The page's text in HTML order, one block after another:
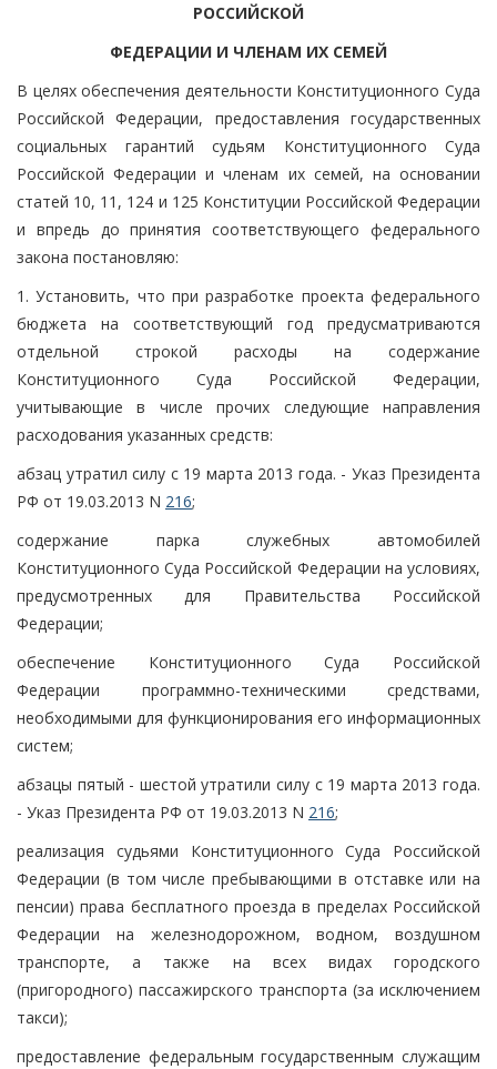
РОССИЙСКОЙ
ФЕДЕРАЦИИ И ЧЛЕНАМ ИХ СЕМЕЙ
В целях обеспечения деятельности Конституционного Суда
Российской Федерации, предоставления государственных
социальных гарантий судьям Конституционного Суда
Российской Федерации и членам их семей, на основании
статей 10, 11, 124 и 125 Конституции Российской Федерации
и впредь до принятия соответствующего федерального
закона постановляю:
1. Установить, что при разработке проекта федерального
бюджета на соответствующий год предусматриваются
отдельной строкой расходы на содержание
Конституционного Суда Российской Федерации,
учитывающие в числе прочих следующие направления
расходования указанных средств:
абзац утратил силу с 19 марта 2013 года. - Указ Президента
РФ от 19.03.2013 N 216;
содержание парка служебных автомобилей
Конституционного Суда Российской Федерации на условиях,
предусмотренных для Правительства Российской
Федерации;
обеспечение Конституционного Суда Российской
Федерации программно-техническими средствами,
необходимыми для функционирования его информационных
систем;
абзацы пятый - шестой утратили силу с 19 марта 2013 года.
- Указ Президента РФ от 19.03.2013 N 216;
реализация судьями Конституционного Суда Российской
Федерации (в том числе пребывающими в отставке или на
пенсии) права бесплатного проезда в пределах Российской
Федерации на железнодорожном, водном, воздушном
транспорте, а также на всех видах городского
(пригородного) пассажирского транспорта (за исключением
такси);
предоставление федеральным государственным служащим